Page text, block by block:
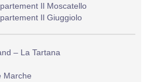
Il Moscatello
Il Giuggiolo
– La Tartana
Marche